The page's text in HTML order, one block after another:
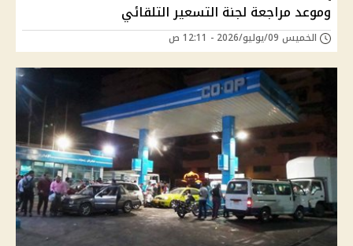
وموعد مراجعة لجنة التسعير التلقائي
الخميس 09/يوليو/2026 - 12:11 ص